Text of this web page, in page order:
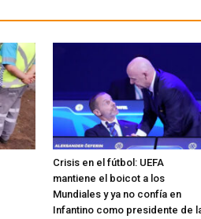
Crisis en el fútbol: UEFA
mantiene el boicot a los
Mundiales y ya no confía en
Infantino como presidente de